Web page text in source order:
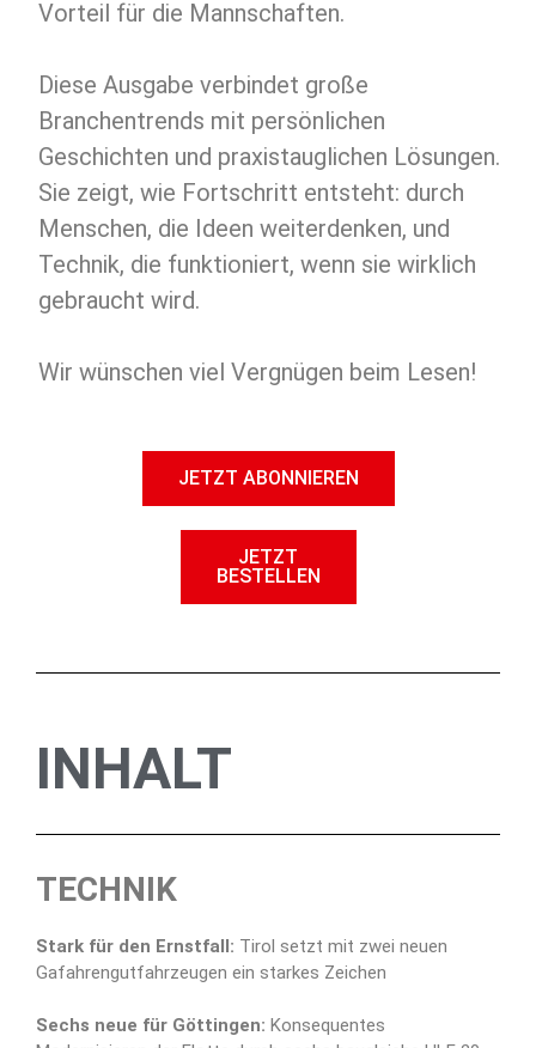
Vorteil für die Mannschaften.
Diese Ausgabe verbindet große
Branchentrends mit persönlichen
Geschichten und praxistauglichen Lösungen.
Sie zeigt, wie Fortschritt entsteht: durch
Menschen, die Ideen weiterdenken, und
Technik, die funktioniert, wenn sie wirklich
gebraucht wird.
Wir wünschen viel Vergnügen beim Lesen!
JETZT ABONNIEREN
JETZT
BESTELLEN
INHALT
TECHNIK
Stark für den Ernstfall: Tirol setzt mit zwei neuen
Gafahrengutfahrzeugen ein starkes Zeichen
Sechs neue für Göttingen: Konsequentes